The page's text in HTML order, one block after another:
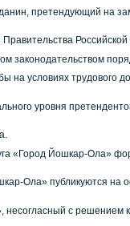
претендующий на
Российской
законодательством
условиях трудового
уровня
«Город Йошкар-Ола»
Ола» публикуются на
с решением